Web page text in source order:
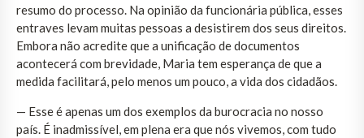
resumo do processo. Na opinião da funcionária pública, esses
entraves levam muitas pessoas a desistirem dos seus direitos.
Embora não acredite que a unificação de documentos
acontecerá com brevidade, Maria tem esperança de que a
medida facilitará, pelo menos um pouco, a vida dos cidadãos.
— Esse é apenas um dos exemplos da burocracia no nosso
país. É inadmissível, em plena era que nós vivemos, com tudo